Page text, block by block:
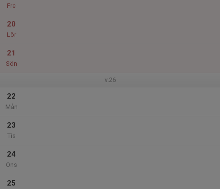
Fre
20
Lör
21
Sön
v.26
22
Mån
23
Tis
24
Ons
25